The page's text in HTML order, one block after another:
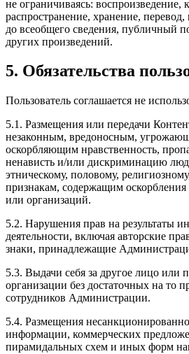
не ограничиваясь: воспроизведение,
распространение, хранение, перевод,
до всеобщего сведения, публичный
других произведений.
5. Обязательства
Пользователь соглашается не
5.1. Размещения или передачи
незаконным, вредоносным,
оскорбляющим нравственность,
ненависть и/или дискриминацию
этническому, половому,
признакам, содержащим
или организаций.
5.2. Нарушения прав на результаты
деятельности, включая авторские
знаки, принадлежащие
5.3. Выдачи себя за другое лицо или
организации без достаточных на то
сотрудников Администрации.
5.4. Размещения
информации, коммерческих
пирамидальных схем и иных форм